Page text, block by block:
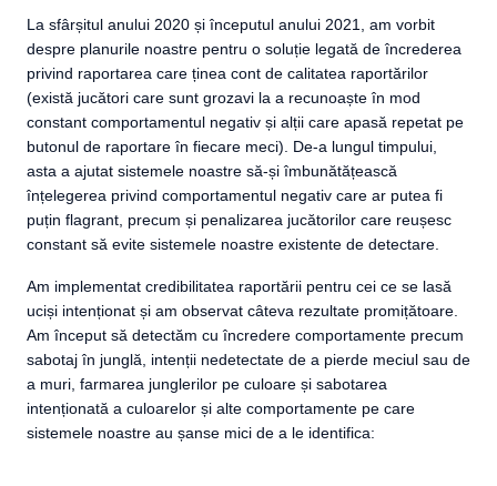
La sfârșitul anului 2020 și începutul anului 2021, am vorbit
despre planurile noastre pentru o soluție legată de încrederea
privind raportarea care ținea cont de calitatea raportărilor
(există jucători care sunt grozavi la a recunoaște în mod
constant comportamentul negativ și alții care apasă repetat pe
butonul de raportare în fiecare meci). De-a lungul timpului,
asta a ajutat sistemele noastre să-și îmbunătățească
înțelegerea privind comportamentul negativ care ar putea fi
puțin flagrant, precum și penalizarea jucătorilor care reușesc
constant să evite sistemele noastre existente de detectare.
Am implementat credibilitatea raportării pentru cei ce se lasă
uciși intenționat și am observat câteva rezultate promițătoare.
Am început să detectăm cu încredere comportamente precum
sabotaj în junglă, intenții nedetectate de a pierde meciul sau de
a muri, farmarea junglerilor pe culoare și sabotarea
intenționată a culoarelor și alte comportamente pe care
sistemele noastre au șanse mici de a le identifica: